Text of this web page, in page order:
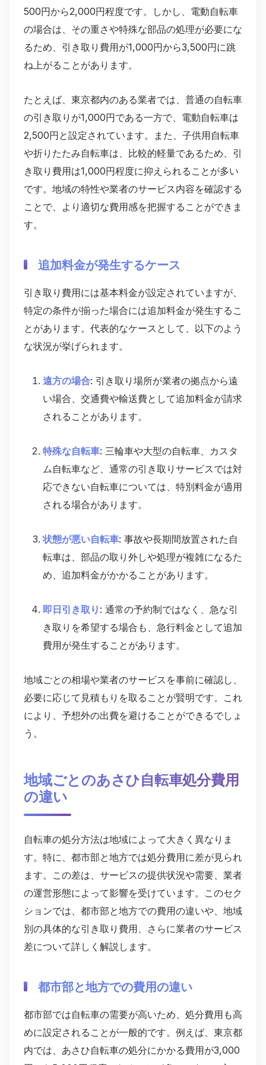
500円から2,000円程度です。しかし、電動自転車
の場合は、その重さや特殊な部品の処理が必要にな
るため、引き取り費用が1,000円から3,500円に跳
ね上がることがあります。
たとえば、東京都内のある業者では、普通の自転車
の引き取りが1,000円である一方で、電動自転車は
2,500円と設定されています。また、子供用自転車
や折りたたみ自転車は、比較的軽量であるため、引
き取り費用は1,000円程度に抑えられることが多い
です。地域の特性や業者のサービス内容を確認する
ことで、より適切な費用感を把握することができま
す。
追加料金が発生するケース
引き取り費用には基本料金が設定されていますが、
特定の条件が揃った場合には追加料金が発生するこ
とがあります。代表的なケースとして、以下のよう
な状況が挙げられます。
遠方の場合: 引き取り場所が業者の拠点から遠
い場合、交通費や輸送費として追加料金が請求
されることがあります。
特殊な自転車: 三輪車や大型の自転車、カスタ
ム自転車など、通常の引き取りサービスでは対
応できない自転車については、特別料金が適用
される場合があります。
状態が悪い自転車: 事故や長期間放置された自
転車は、部品の取り外しや処理が複雑になるた
め、追加料金がかかることがあります。
即日引き取り : 通常の予約制ではなく、急な引
き取りを希望する場合も、急行料金として追加
費用が発生することがあります。
地域ごとの相場や業者のサービスを事前に確認し、
必要に応じて見積もりを取ることが賢明です。これ
により、予想外の出費を避けることができるでしょ
う。
地域ごとのあさひ自転車処分費用
の違い
自転車の処分方法は地域によって大きく異なりま
す。特に、都市部と地方では処分費用に差が見られ
ます。この差は、サービスの提供状況や需要、業者
の運営形態によって影響を受けています。このセク
ションでは、都市部と地方での費用の違いや、地域
別の具体的な引き取り費用、さらに業者のサービス
差について詳しく解説します。
都市部と地方での費用の違い
都市部では自転車の需要が高いため、処分費用も高
めに設定されることが一般的です。例えば、東京都
内では、あさひ自転車の処分にかかる費用が3,000